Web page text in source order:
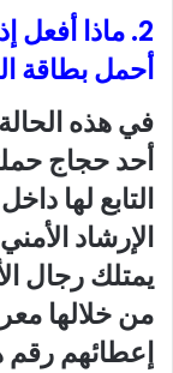
2. ماذا
أحمل بطاقة
في هذه
أحد حجاج
التابع لها
الإرشاد
يمتلك رجال
من خلالها
إعطائهم